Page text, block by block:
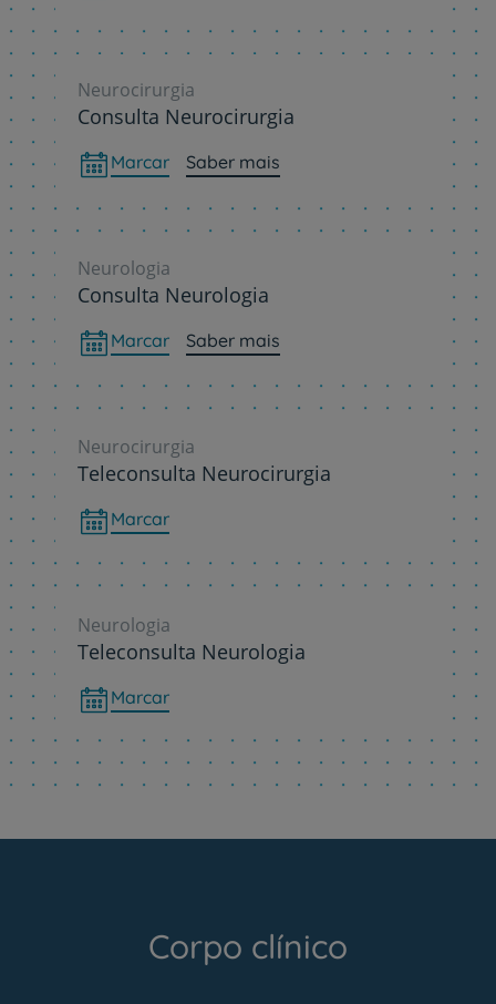
Neurocirurgia
Consulta Neurocirurgia
Marcar Saber mais
Neurologia
Consulta Neurologia
Marcar Saber mais
Neurocirurgia
Teleconsulta Neurocirurgia
Marcar
Neurologia
Teleconsulta Neurologia
Marcar
Corpo clínico